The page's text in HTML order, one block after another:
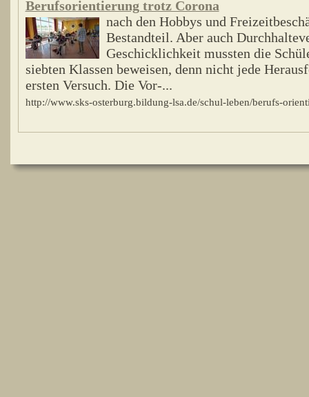
Berufsorientierung trotz Corona
nach den Hobbys und
Bestandteil. Aber auch
Geschicklichkeit mussten die
siebten Klassen beweisen, denn nicht jede
ersten Versuch. Die Vor-...
http://www.sks-osterburg.bildung-lsa.de/schul-leben/berufs-